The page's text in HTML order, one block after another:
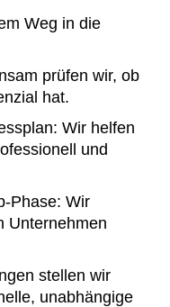
Weg in die
prüfen wir, ob
hat.
Wir helfen
und
Phase: Wir
Unternehmen
stellen wir
unabhängige